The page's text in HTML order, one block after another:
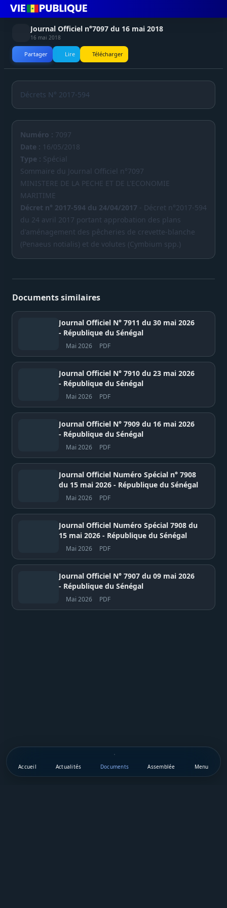
Journal Officiel n°7097 du 16 mai 2018
16 mai 2018
Partager Lire Télécharger
Décrets N° 2017-594
Numéro : 7097
Date : 16/05/2018
Type : Spécial
Sommaire du Journal Officiel n°7097
MINISTERE DE LA PECHE ET DE L'ECONOMIE
MARITIME
Décret n° 2017-594 du 24/04/2017 - Décret n°2017-594
du 24 avril 2017 portant approbation des plans
d'aménagement des pêcheries de crevette-blanche
(Penaeus notialis) et de volutes (Cymbium spp.)
Documents similaires
Journal Officiel N° 7911 du 30 mai 2026
- République du Sénégal
Mai 2026 PDF
Journal Officiel N° 7910 du 23 mai 2026
- République du Sénégal
Mai 2026 PDF
Journal Officiel N° 7909 du 16 mai 2026
- République du Sénégal
Mai 2026 PDF
Journal Officiel Numéro Spécial n° 7908
du 15 mai 2026 - République du Sénégal
Mai 2026 PDF
Journal Officiel Numéro Spécial 7908 du
15 mai 2026 - République du Sénégal
Mai 2026 PDF
Journal Officiel N° 7907 du 09 mai 2026
- République du Sénégal
Mai 2026 PDF
Accueil Actualités Documents Assemblée Menu